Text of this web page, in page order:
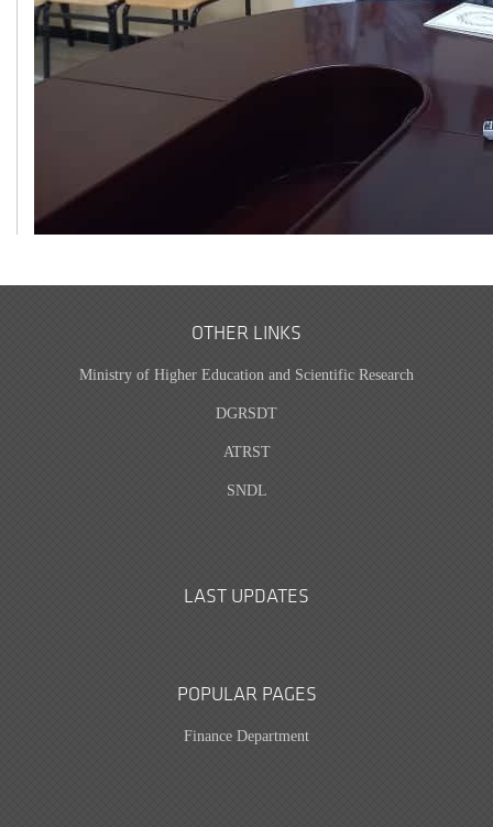
OTHER LINKS
Ministry of Higher Education and Scientific Research
DGRSDT
ATRST
SNDL
LAST UPDATES
POPULAR PAGES
Finance Department